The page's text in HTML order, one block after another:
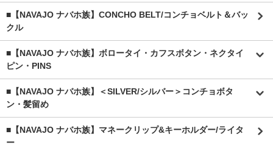
■【NAVAJO ナバホ族】CONCHO BELT/コンチョベルト＆バッ
クル
■【NAVAJO ナバホ族】ボロータイ・カフスボタン・ネクタイ
ピン・PINS
■【NAVAJO ナバホ族】＜SILVER/シルバー＞コンチョボタ
ン・髪留め
■【NAVAJO ナバホ族】マネークリップ&キーホルダー/ライタ
ー